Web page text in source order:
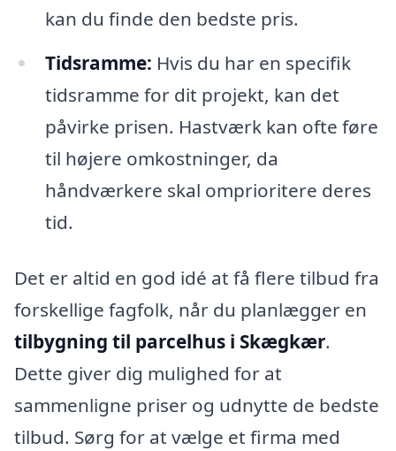
kan du finde den bedste pris.
Tidsramme: Hvis du har en specifik
tidsramme for dit projekt, kan det
påvirke prisen. Hastværk kan ofte føre
til højere omkostninger, da
håndværkere skal omprioritere deres
tid.
Det er altid en god idé at få flere tilbud fra
forskellige fagfolk, når du planlægger en
tilbygning til parcelhus i Skægkær.
Dette giver dig mulighed for at
sammenligne priser og udnytte de bedste
tilbud. Sørg for at vælge et firma med